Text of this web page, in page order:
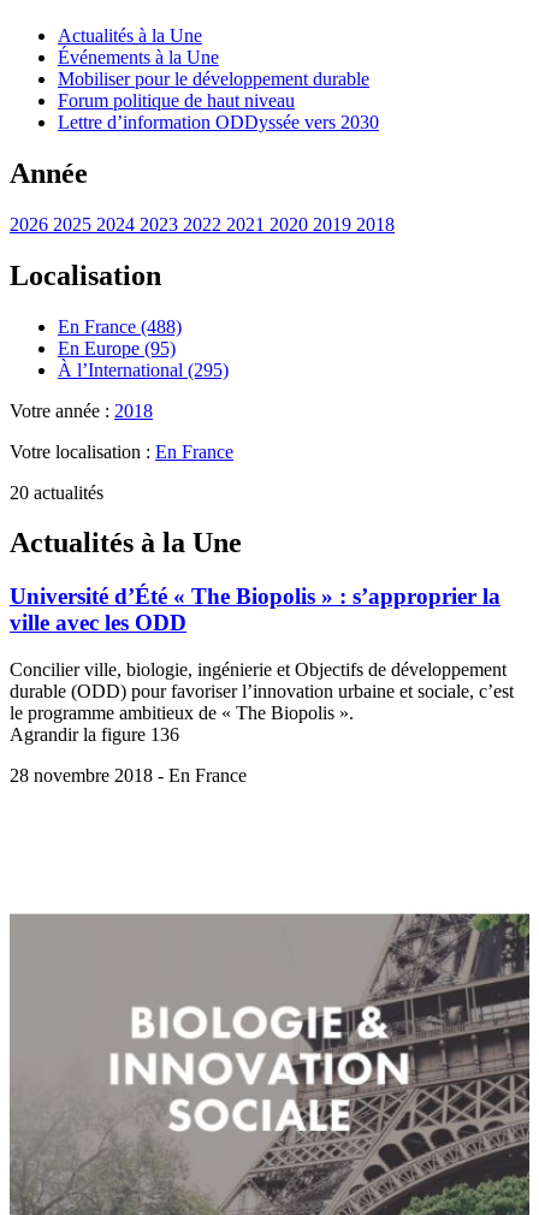
Actualités à la Une
Événements à la Une
Mobiliser pour le développement durable
Forum politique de haut niveau
Lettre d’information ODDyssée vers 2030
Année
2026 2025 2024 2023 2022 2021 2020 2019 2018
Localisation
En France (488)
En Europe (95)
À l’International (295)
Votre année : 2018
Votre localisation : En France
20 actualités
Actualités à la Une
Université d’Été « The Biopolis » : s’approprier la
ville avec les ODD
Concilier ville, biologie, ingénierie et Objectifs de développement
durable (ODD) pour favoriser l’innovation urbaine et sociale, c’est
le programme ambitieux de « The Biopolis ».
Agrandir la figure 136
28 novembre 2018 - En France